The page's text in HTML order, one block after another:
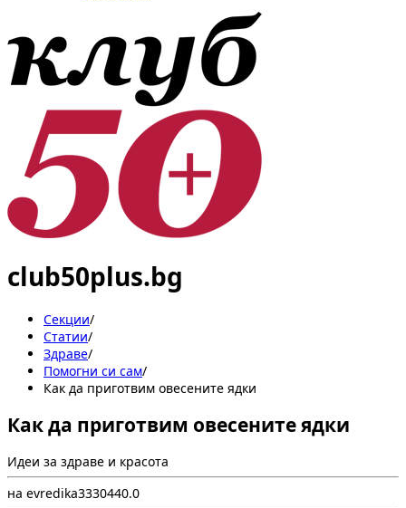
club50plus.bg
Секции/
Статии/
Здраве/
Помогни си сам/
Как да приготвим овесените ядки
Как да приготвим овесените ядки
Идеи за здраве и красота
на evredika3330440.0